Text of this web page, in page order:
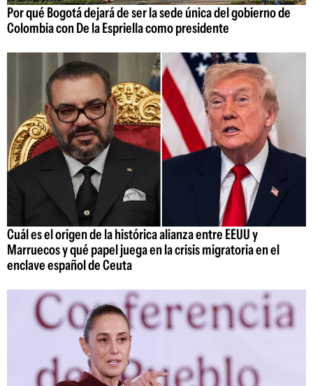
Por qué Bogotá dejará de ser la sede única del gobierno de
Colombia con De la Espriella como presidente
Cuál es el origen de la histórica alianza entre EEUU y
Marruecos y qué papel juega en la crisis migratoria en el
enclave español de Ceuta